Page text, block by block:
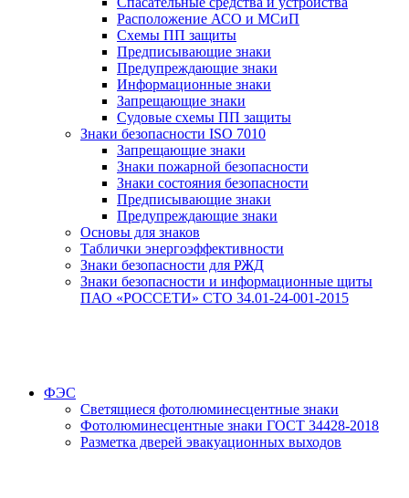
Расположение АСО и МСиП
Схемы ПП защиты
Предписывающие знаки
Предупреждающие знаки
Информационные знаки
Запрещающие знаки
Судовые схемы ПП защиты
Знаки безопасности ISO 7010
Запрещающие знаки
Знаки пожарной безопасности
Знаки состояния безопасности
Предписывающие знаки
Предупреждающие знаки
Основы для знаков
Таблички энергоэффективности
Знаки безопасности для РЖД
Знаки безопасности и информационные щиты
ПАО «РОССЕТИ» СТО 34.01-24-001-2015
ФЭС
Светящиеся фотолюминесцентные знаки
Фотолюминесцентные знаки ГОСТ 34428-2018
Разметка дверей эвакуационных выходов